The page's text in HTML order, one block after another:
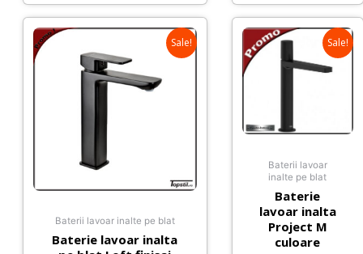
Sale!
Baterii lavoar inalte pe blat
Baterie lavoar inalta
Sale!
Baterii lavoar
inalte pe blat
Baterie
lavoar inalta
Project M
culoare